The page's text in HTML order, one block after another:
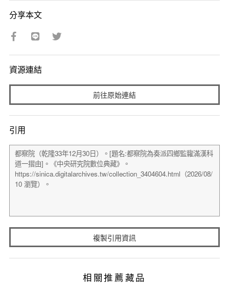
分享本文
資源連結
前往原始連結
引用
複製引用資訊
相關推薦藏品